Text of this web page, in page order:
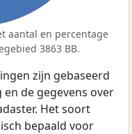
aantal en percentage
3863 BB.
zijn gebaseerd
de gegevens over
Het soort
bepaald voor